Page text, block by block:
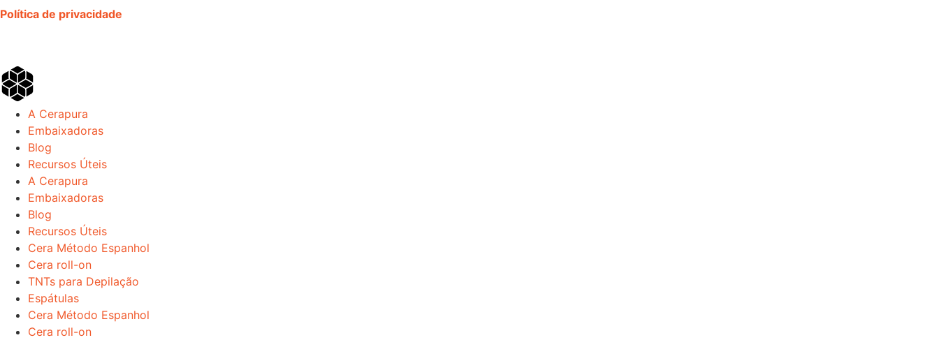
Política de privacidade
A Cerapura
Embaixadoras
Blog
Recursos Úteis
A Cerapura
Embaixadoras
Blog
Recursos Úteis
Cera Método Espanhol
Cera roll-on
TNTs para Depilação
Espátulas
Cera Método Espanhol
Cera roll-on